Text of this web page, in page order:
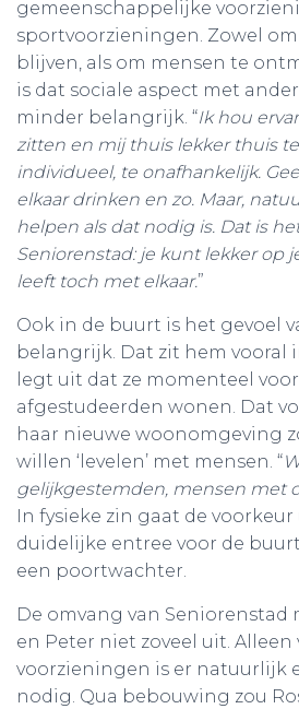
gemeenschappelijke
sportvoorzieningen. Zowel
blijven, als om mensen te
is dat sociale aspect met
minder belangrijk. “Ik hou
zitten en mij thuis lekker thuis
individueel, te onafhankelijk.
elkaar drinken en zo. Maar,
helpen als dat nodig is. Dat is
Seniorenstad: je kunt lekker op
leeft toch met elkaar.”
Ook in de buurt is het gevoel
belangrijk. Dat zit hem vooral
legt uit dat ze momenteel
afgestudeerden wonen. Dat
haar nieuwe woonomgeving
willen ‘levelen’ met mensen. “
gelijkgestemden, mensen met
In fysieke zin gaat de
duidelijke entree voor de
een poortwachter.
De omvang van Seniorenstad
en Peter niet zoveel uit. Alleen
voorzieningen is er natuurlijk
nodig. Qua bebouwing zou